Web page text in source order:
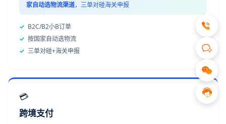
家自动选物流渠道，三单对碰海关申报
✓ B2C/B2小B订单
✓ 按国家自动选物流
✓ 三单对碰+海关申报
💳
跨境支付